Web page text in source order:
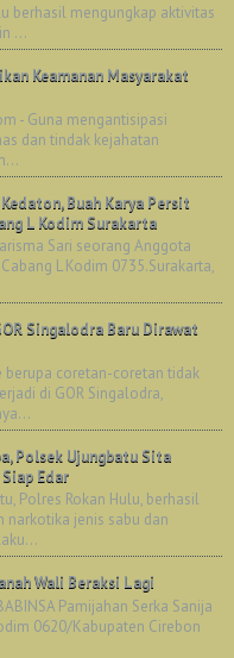
berhasil mengungkap aktivitas
...
Keamanan Masyarakat
- Guna mengantisipasi
dan tindak kejahatan
Buah Karya Persit
L Kodim Surakarta
Sari seorang Anggota
L Kodim 0735.Surakarta,
Singalodra Baru Dirawat
coretan-coretan tidak
di GOR Singalodra,
Polsek Ujungbatu Sita
Edar
Polres Rokan Hulu, berhasil
narkotika jenis sabu dan
Wali Beraksi Lagi
Pamijahan Serka Sanija
0620/Kabupaten Cirebon